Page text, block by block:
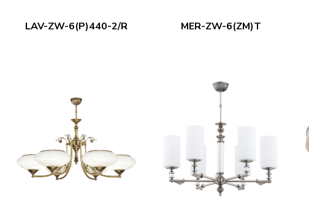
LAV-ZW-6(P)440-2/R MER-ZW-6(ZM)T